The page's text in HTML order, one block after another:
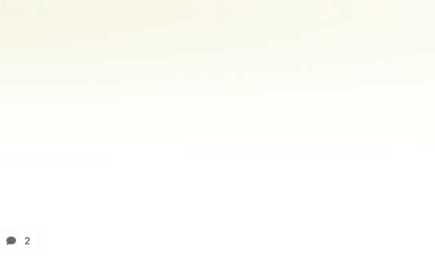
2